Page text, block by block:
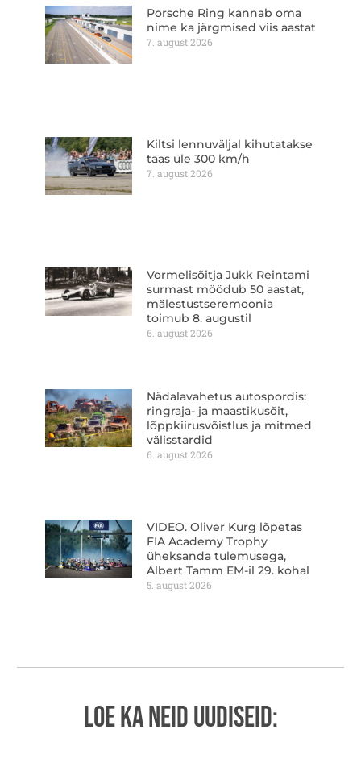
Porsche Ring kannab oma
nime ka järgmised viis aastat
7. august 2026
Kiltsi lennuväljal kihutatakse
taas üle 300 km/h
7. august 2026
Vormelisõitja Jukk Reintami
surmast möödub 50 aastat,
mälestustseremoonia
toimub 8. augustil
6. august 2026
Nädalavahetus autospordis:
ringraja- ja maastikusõit,
lõppkiirusvõistlus ja mitmed
välisstardid
6. august 2026
VIDEO. Oliver Kurg lõpetas
FIA Academy Trophy
üheksanda tulemusega,
Albert Tamm EM-il 29. kohal
5. august 2026
LOE KA NEID UUDISEID: